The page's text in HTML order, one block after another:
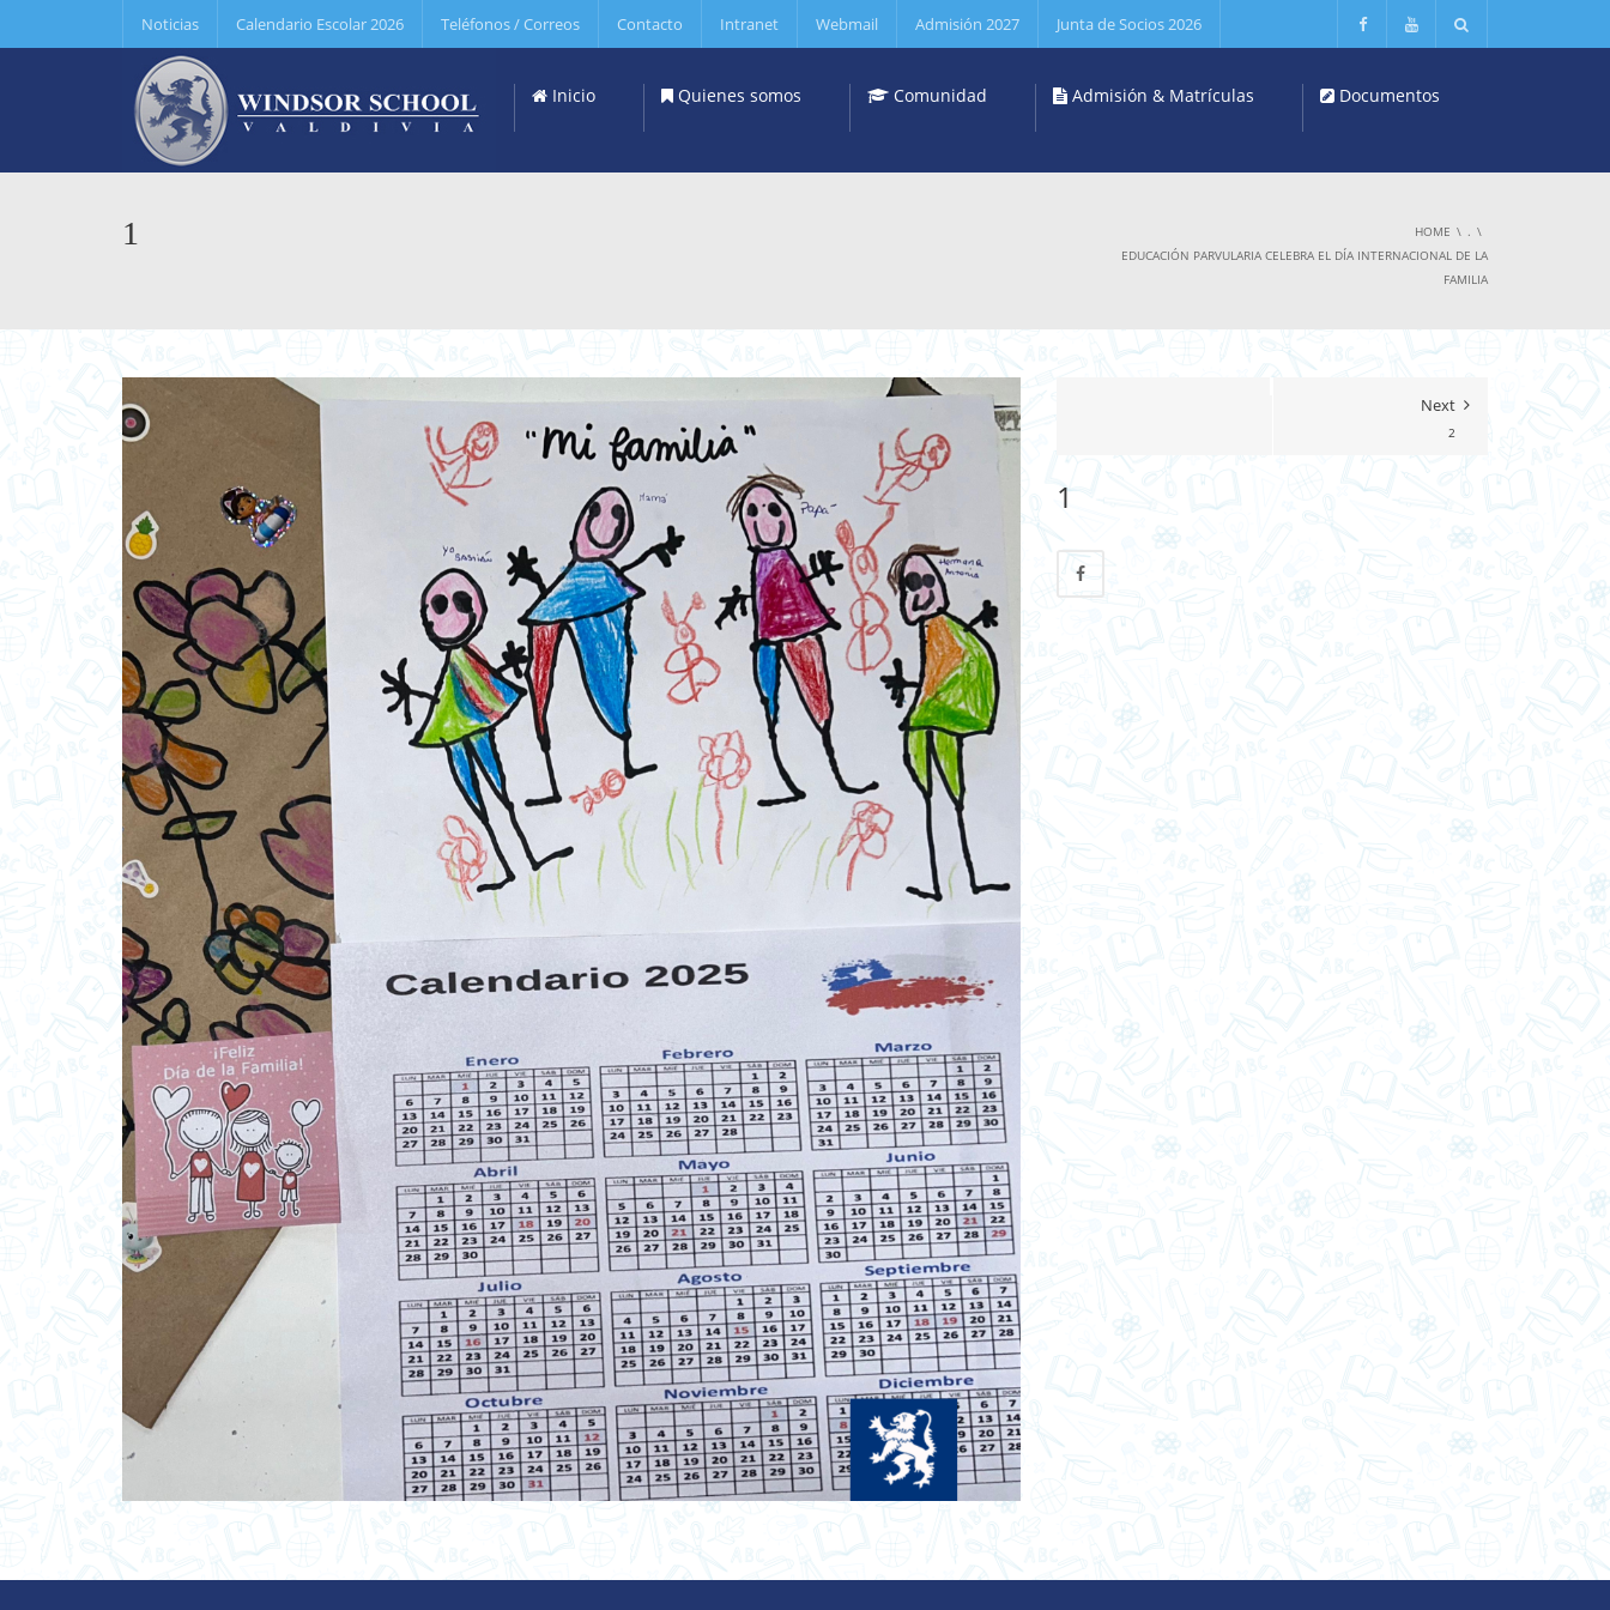
Noticias Calendario Escolar 2026 Teléfonos / Correos Contacto Intranet Webmail Admisión 2027 Junta de Socios 2026
Inicio Quienes somos Comunidad Admisión & Matrículas Documentos
1 HOME
.
EDUCACIÓN PARVULARIA CELEBRA EL DÍA INTERNACIONAL DE LA
FAMILIA
Next
2
1